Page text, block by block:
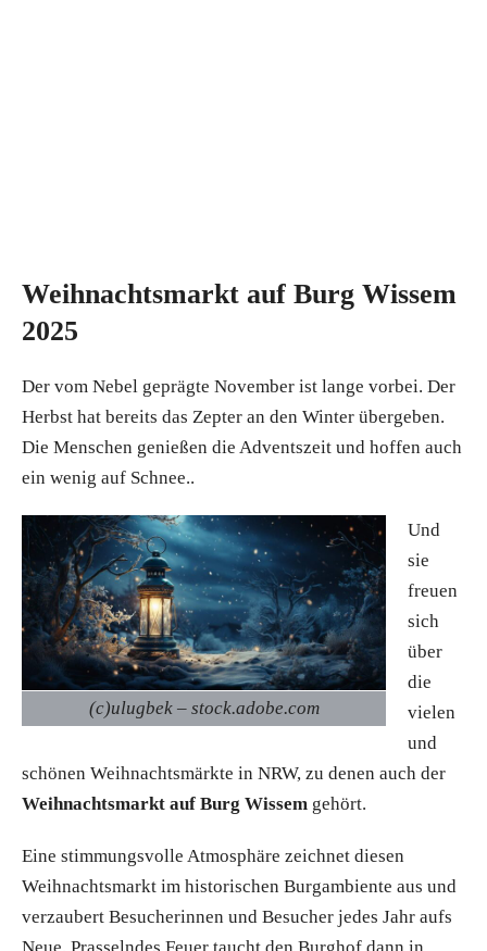
Weihnachtsmarkt auf Burg Wissem
2025
Der vom Nebel geprägte November ist lange vorbei. Der
Herbst hat bereits das Zepter an den Winter übergeben.
Die Menschen genießen die Adventszeit und hoffen auch
ein wenig auf Schnee..
(c)ulugbek – stock.adobe.com
Und
sie
freuen
sich
über
die
vielen
und
schönen Weihnachtsmärkte in NRW, zu denen auch der
Weihnachtsmarkt auf Burg Wissem gehört.
Eine stimmungsvolle Atmosphäre zeichnet diesen
Weihnachtsmarkt im historischen Burgambiente aus und
verzaubert Besucherinnen und Besucher jedes Jahr aufs